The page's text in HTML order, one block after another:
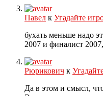
Павел к Угадайте
бухать меньше надо
2007 и финалист 2007,
Рюрикович к
Да в этом и смысл,